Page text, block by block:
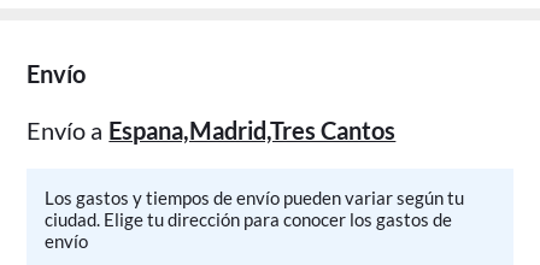
Envío
Envío a Espana,Madrid,Tres Cantos
Los gastos y tiempos de envío pueden variar según tu
ciudad. Elige tu dirección para conocer los gastos de
envío